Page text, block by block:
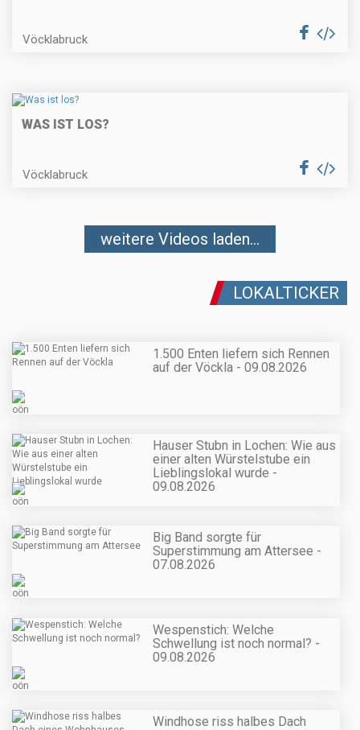
Vöcklabruck
WAS IST LOS?
Vöcklabruck
weitere Videos laden...
LOKALTICKER
1.500 Enten liefern sich Rennen
auf der Vöckla - 09.08.2026
Hauser Stubn in Lochen: Wie aus
einer alten Würstelstube ein
Lieblingslokal wurde -
09.08.2026
Big Band sorgte für
Superstimmung am Attersee -
07.08.2026
Wespenstich: Welche
Schwellung ist noch normal? -
09.08.2026
Windhose riss halbes Dach